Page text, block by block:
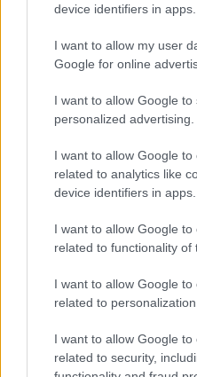
device identifiers in apps.
I want to allow my user
Google for online
I want to allow Google to
personalized advertising.
I want to allow Google to
related to analytics like
device identifiers in apps.
I want to allow Google to
related to functionality of
I want to allow Google to
related to personalization.
I want to allow Google to
related to security,
Hetényiék
4-0-ra verte a bajnoki
hatodik Jokerit. Az SM-
Zoltán végig a csapatban
mert az első számú
négy mérkőzését. A
Hári két góljával
F. Kapus •2012. március 25.